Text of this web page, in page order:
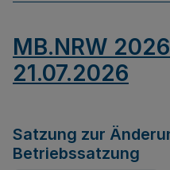
MB.NRW
21.07.2026
Satzung zur
Betriebssatzung